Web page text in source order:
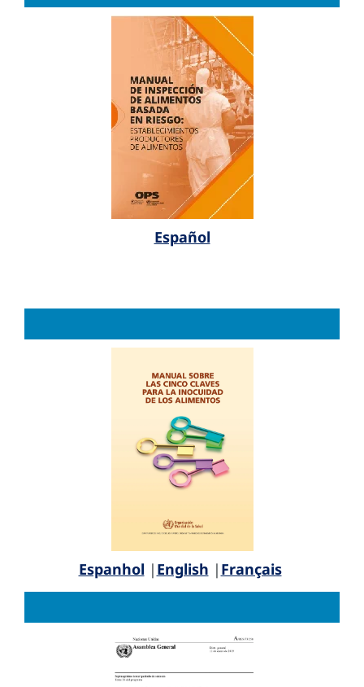
Español
Espanhol | English | Français